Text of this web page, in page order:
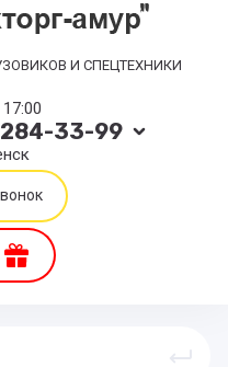
И СПЕЦТЕХНИКИ
284-33-99